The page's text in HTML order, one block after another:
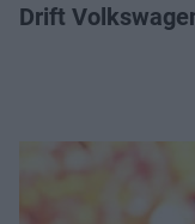
Drift